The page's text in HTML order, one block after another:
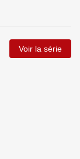
Voir la série